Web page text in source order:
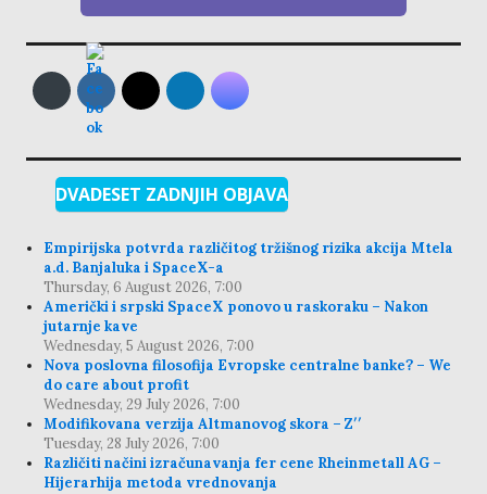
DVADESET ZADNJIH OBJAVA
Empirijska potvrda različitog tržišnog rizika akcija Mtela
a.d. Banjaluka i SpaceX-a
Thursday, 6 August 2026, 7:00
Američki i srpski SpaceX ponovo u raskoraku – Nakon
jutarnje kave
Wednesday, 5 August 2026, 7:00
Nova poslovna filosofija Evropske centralne banke? – We
do care about profit
Wednesday, 29 July 2026, 7:00
Modifikovana verzija Altmanovog skora – Z′′
Tuesday, 28 July 2026, 7:00
Različiti načini izračunavanja fer cene Rheinmetall AG –
Hijerarhija metoda vrednovanja